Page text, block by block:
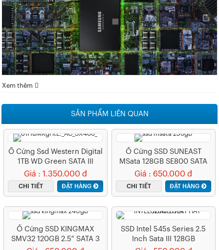
Xem thêm
SẢN PHẨM LIÊN QUAN
Ổ Cứng Ssd Western Digital
1TB WD Green SATA III
Giá : 1.350.000 đ
CHI TIẾT ĐẶT HÀNG
Ổ Cứng SSD SUNEAST
MSata 128GB SE800 SATA
III
Giá : 650.000 đ
CHI TIẾT ĐẶT HÀNG
Ổ Cứng SSD KINGMAX
SMV32 120GB 2.5″ SATA 3
SSD Intel 545s Series 2.5
Inch Sata III 128GB